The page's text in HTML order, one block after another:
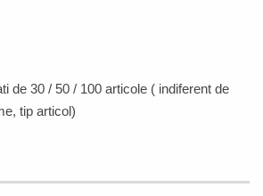
de 30 / 50 / 100 articole ( indiferent de
tip articol)